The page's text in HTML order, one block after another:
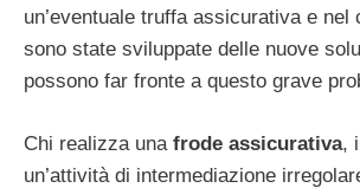
un’eventuale truffa assicurativa e nel
sono state sviluppate delle nuove
possono far fronte a questo grave
Chi realizza una frode assicurativa,
un’attività di intermediazione